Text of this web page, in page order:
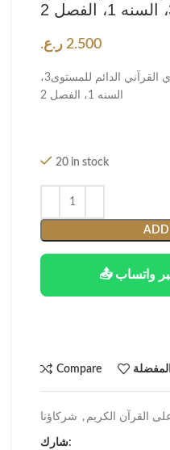
2.500 ر.ع.
منهاج القيم والمهارات للنادي القرآني الدائم للمستوى3،
السنه 1، الفصل 2
20 in stock
ADD
واتساب
Compare
القرآن الكريم , شركاؤنا
شارك: